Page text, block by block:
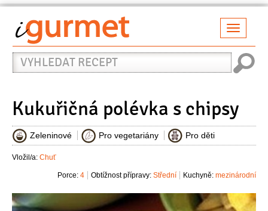
Vyhledat
recept
Kukuřičná polévka s chipsy
Zeleninové Pro vegetariány Pro děti
Vložil/a: Chuť
Kuchyně: mezinárodní
Obtížnost přípravy: Střední
Porce: 4